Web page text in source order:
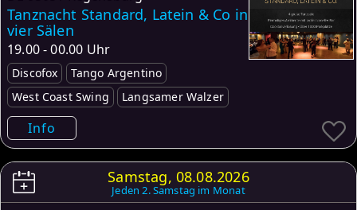
Tanznacht Standard, Latein & Co in
vier Sälen
19.00 - 00.00 Uhr
Discofox
Tango Argentino
West Coast Swing
Langsamer Walzer
Info
Samstag, 08.08.2026
Jeden 2. Samstag im Monat